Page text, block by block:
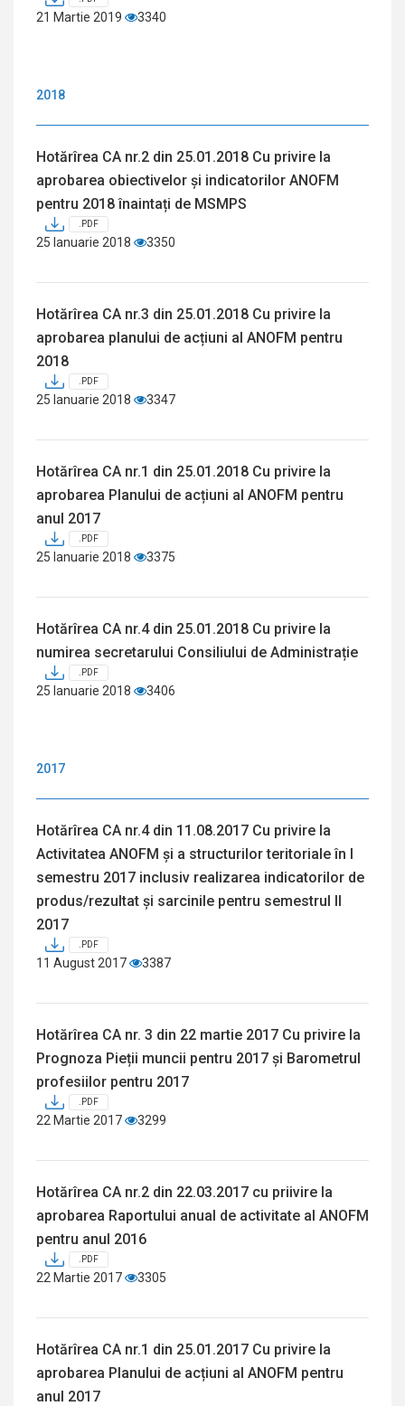
21 Martie 2019 3340
2018
Hotărîrea CA nr.2 din 25.01.2018 Cu privire la
aprobarea obiectivelor și indicatorilor ANOFM
pentru 2018 înaintați de MSMPS
.PDF
25 Ianuarie 2018 3350
Hotărîrea CA nr.3 din 25.01.2018 Cu privire la
aprobarea planului de acțiuni al ANOFM pentru
2018
.PDF
25 Ianuarie 2018 3347
Hotărîrea CA nr.1 din 25.01.2018 Cu privire la
aprobarea Planului de acțiuni al ANOFM pentru
anul 2017
.PDF
25 Ianuarie 2018 3375
Hotărîrea CA nr.4 din 25.01.2018 Cu privire la
numirea secretarului Consiliului de Administrație
.PDF
25 Ianuarie 2018 3406
2017
Hotărîrea CA nr.4 din 11.08.2017 Cu privire la
Activitatea ANOFM și a structurilor teritoriale în I
semestru 2017 inclusiv realizarea indicatorilor de
produs/rezultat și sarcinile pentru semestrul II
2017
.PDF
11 August 2017 3387
Hotărîrea CA nr. 3 din 22 martie 2017 Cu privire la
Prognoza Pieții muncii pentru 2017 și Barometrul
profesiilor pentru 2017
.PDF
22 Martie 2017 3299
Hotărîrea CA nr.2 din 22.03.2017 cu priivire la
aprobarea Raportului anual de activitate al ANOFM
pentru anul 2016
.PDF
22 Martie 2017 3305
Hotărîrea CA nr.1 din 25.01.2017 Cu privire la
aprobarea Planului de acțiuni al ANOFM pentru
anul 2017